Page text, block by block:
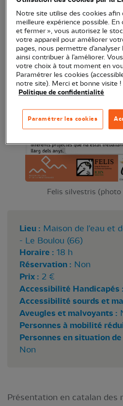
Felis silvestris (photo
Lieu : Maison de l'eau et
- Le Boulou (66)
Horaire : 18 h
Réservation : Non
Prix : 2 €
Accessibilité Handicapés :
Accessibilité sourds et
Aveugles et malvoyants :
Personnes à mobilité
Personnes en situation
Non
Présentation en catalan des
Notre site utilise des cookies afin
meilleure expérience possible. En
et fermer », vous autorisez le
votre appareil pour améliorer
pages, nous permettre
ainsi contribuer à l’améliorer.
votre choix à tout moment en
Paramétrer les cookies
notre site). Merci et bonne visite !
Politique de confidentialité
Paramétrer les cookies